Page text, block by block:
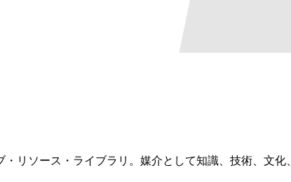
リソース・ライブラリ。媒介として知識、技術、文